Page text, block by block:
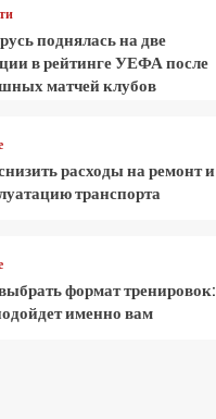
поднялась на две
в рейтинге УЕФА после
матчей клубов
расходы на ремонт и
транспорта
формат тренировок:
именно вам